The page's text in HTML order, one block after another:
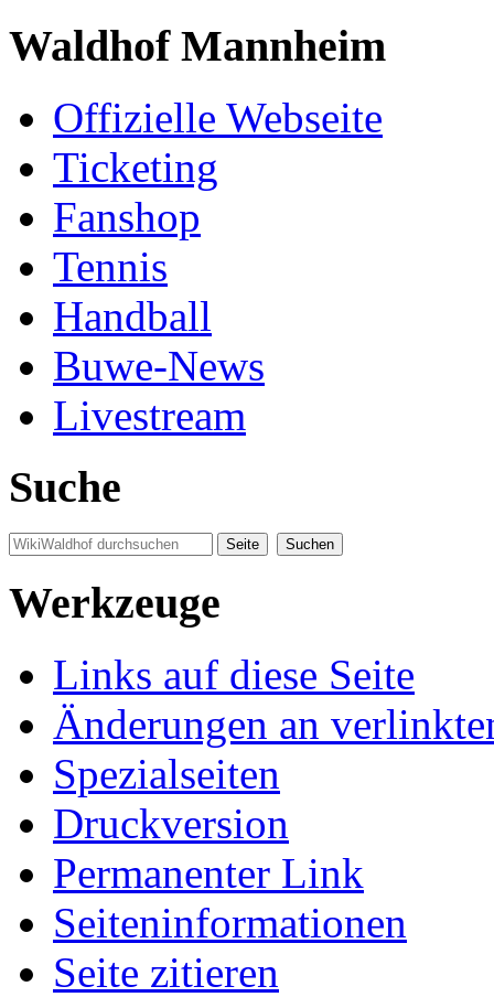
Waldhof Mannheim
Offizielle Webseite
Ticketing
Fanshop
Tennis
Handball
Buwe-News
Livestream
Suche
Werkzeuge
Links auf diese Seite
Änderungen an
Spezialseiten
Druckversion
Permanenter Link
Seiten­informationen
Seite zitieren